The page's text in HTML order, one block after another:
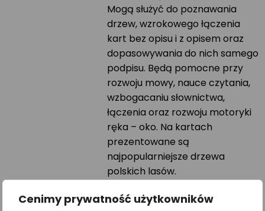
Cenimy prywatność użytkowników
Mogą służyć do poznawania
drzew, wzrokowego łączenia
kart bez opisu i z opisem oraz
dopasowywania do nich samego
podpisu. Będą pomocne przy
rozwoju mowy, nauce czytania,
wzbogacaniu słownictwa,
łączenia oraz rozwoju motoryki
ręka – oko. Na kartach
prezentowane są
najpopularniejsze drzewa
polskich lasów.
ilość
Dodaj do koszyka